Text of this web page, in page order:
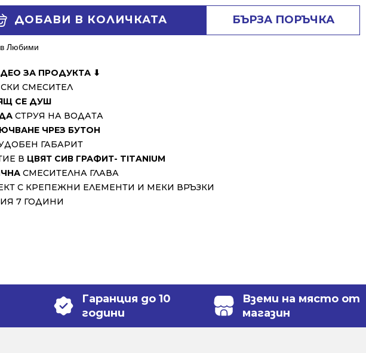
ДОБАВИ В КОЛИЧКАТА БЪРЗА ПОРЪЧКА
Любими
ЗА ПРОДУКТА ⬇
СМЕСИТЕЛ
СЕ ДУШ
СТРУЯ НА ВОДАТА
ЧРЕЗ БУТОН
ГАБАРИТ
В ЦВЯТ СИВ ГРАФИТ- TITANIUM
СМЕСИТЕЛНА ГЛАВА
С КРЕПЕЖНИ ЕЛЕМЕНТИ И МЕКИ ВРЪЗКИ
7 ГОДИНИ
Гаранция до 10
години
Вземи на място от
магазин